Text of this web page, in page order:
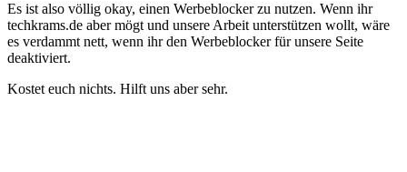
Es ist also völlig okay, einen Werbeblocker zu nutzen. Wenn ihr
techkrams.de aber mögt und unsere Arbeit unterstützen wollt, wäre
es verdammt nett, wenn ihr den Werbeblocker für unsere Seite
deaktiviert.
Kostet euch nichts. Hilft uns aber sehr.